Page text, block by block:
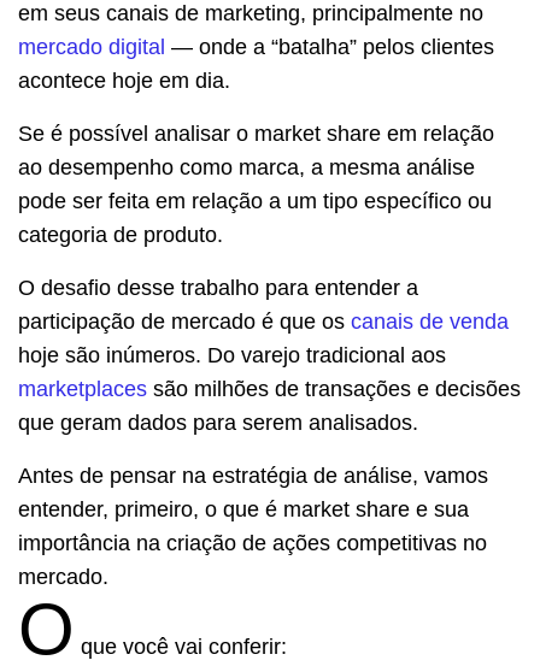
em seus canais de marketing, principalmente no
mercado digital — onde a “batalha” pelos clientes
acontece hoje em dia.
Se é possível analisar o market share em relação
ao desempenho como marca, a mesma análise
pode ser feita em relação a um tipo específico ou
categoria de produto.
O desafio desse trabalho para entender a
participação de mercado é que os canais de venda
hoje são inúmeros. Do varejo tradicional aos
marketplaces são milhões de transações e decisões
que geram dados para serem analisados.
Antes de pensar na estratégia de análise, vamos
entender, primeiro, o que é market share e sua
importância na criação de ações competitivas no
mercado.
O que você vai conferir: